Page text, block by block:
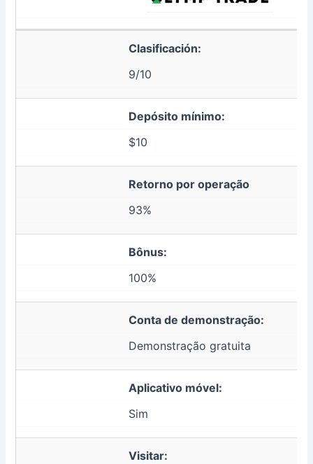
Clasificación:
9/10
Depósito mínimo:
$10
Retorno por operação
93%
Bônus:
100%
Conta de demonstração:
Demonstração gratuita
Aplicativo móvel:
Sim
Visitar: